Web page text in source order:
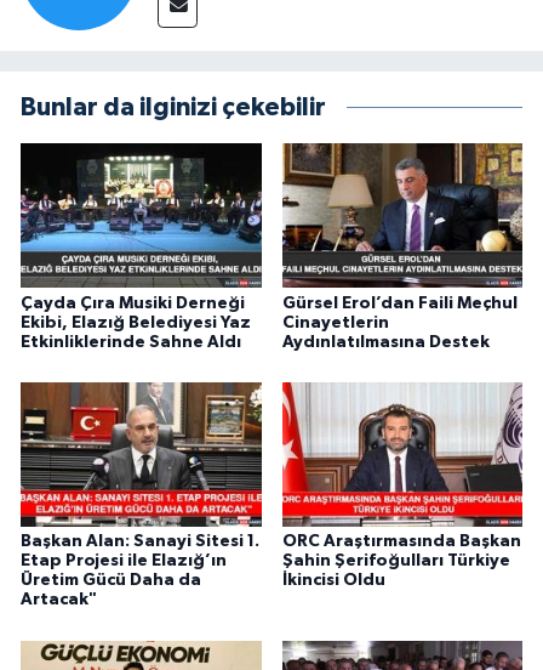
Bunlar da ilginizi çekebilir
Çayda Çıra Musiki Derneği
Ekibi, Elazığ Belediyesi Yaz
Etkinliklerinde Sahne Aldı
Gürsel Erol’dan Faili Meçhul
Cinayetlerin
Aydınlatılmasına Destek
Başkan Alan: Sanayi Sitesi 1.
Etap Projesi ile Elazığ’ın
Üretim Gücü Daha da
Artacak"
ORC Araştırmasında Başkan
Şahin Şerifoğulları Türkiye
İkincisi Oldu